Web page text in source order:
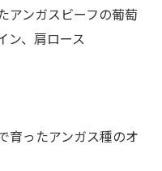
アンガスビーフの葡萄
ン、肩ロース
育ったアンガス種のオ